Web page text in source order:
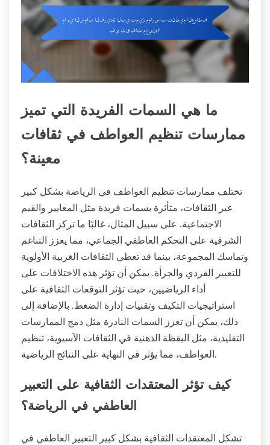
ما هي السمات الفريدة التي تميز
ممارسات تنظيم العواطف في ثقافات
معينة؟
تختلف ممارسات تنظيم العواطف في الرياضة بشكل كبير
عبر الثقافات، متأثرة بسمات فريدة مثل المعايير والقيم
الاجتماعية. على سبيل المثال، غالبًا ما تركز الثقافات
الشرقية على التحكم العاطفي الجماعي، مما يعزز التناغم
وتماسك المجموعة، بينما قد تعطي الثقافات الغربية الأولوية
للتعبير الفردي والجرأة. يمكن أن تؤثر هذه الاختلافات على
أداء الرياضيين، حيث تؤثر التوقعات الثقافية على
استراتيجيات التكيف وتقنيات إدارة الضغط. بالإضافة إلى
ذلك، يمكن أن تعزز السمات النادرة مثل دمج الممارسات
التقليدية، مثل اليقظة الذهنية في الثقافات الآسيوية، تنظيم
العواطف، مما يؤثر في النهاية على النتائج الرياضية.
كيف تؤثر المعتقدات الثقافية على التعبير
العاطفي في الرياضة؟
تشكل المعتقدات الثقافية بشكل كبير التعبير العاطفي في